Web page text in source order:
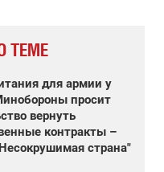
ТЕМЕ
для армии у
просит
вернуть
контракты –
страна"